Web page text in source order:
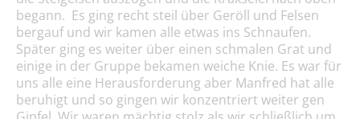
begann. Es ging recht steil über Geröll und Felsen
bergauf und wir kamen alle etwas ins Schnaufen.
Später ging es weiter über einen schmalen Grat und
einige in der Gruppe bekamen weiche Knie. Es war für
uns alle eine Herausforderung aber Manfred hat alle
beruhigt und so gingen wir konzentriert weiter gen